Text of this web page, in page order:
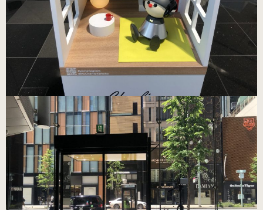
3WAY(ブラック・本革)
（22.0～25.0cm）
3WAY (シルバー・本革)
（22.0～25.0cm）
3WAY (ゴールド・本革)
数量限定商品（22.0～25.0cm）
3WAY (ブロンズ・本革)
数量限定商品（22.0～25.0cm）